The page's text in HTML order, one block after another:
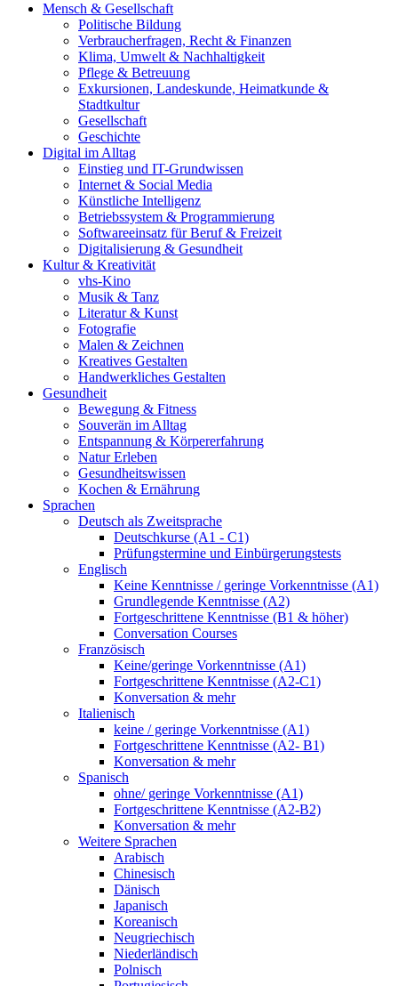
Mensch & Gesellschaft
Politische Bildung
Verbraucherfragen, Recht & Finanzen
Klima, Umwelt & Nachhaltigkeit
Pflege & Betreuung
Exkursionen, Landeskunde, Heimatkunde &
Stadtkultur
Gesellschaft
Geschichte
Digital im Alltag
Einstieg und IT-Grundwissen
Internet & Social Media
Künstliche Intelligenz
Betriebssystem & Programmierung
Softwareeinsatz für Beruf & Freizeit
Digitalisierung & Gesundheit
Kultur & Kreativität
vhs-Kino
Musik & Tanz
Literatur & Kunst
Fotografie
Malen & Zeichnen
Kreatives Gestalten
Handwerkliches Gestalten
Gesundheit
Bewegung & Fitness
Souverän im Alltag
Entspannung & Körpererfahrung
Natur Erleben
Gesundheitswissen
Kochen & Ernährung
Sprachen
Deutsch als Zweitsprache
Deutschkurse (A1 - C1)
Prüfungstermine und Einbürgerungstests
Englisch
Keine Kenntnisse / geringe Vorkenntnisse (A1)
Grundlegende Kenntnisse (A2)
Fortgeschrittene Kenntnisse (B1 & höher)
Conversation Courses
Französisch
Keine/geringe Vorkenntnisse (A1)
Fortgeschrittene Kenntnisse (A2-C1)
Konversation & mehr
Italienisch
keine / geringe Vorkenntnisse (A1)
Fortgeschrittene Kenntnisse (A2- B1)
Konversation & mehr
Spanisch
ohne/ geringe Vorkenntnisse (A1)
Fortgeschrittene Kenntnisse (A2-B2)
Konversation & mehr
Weitere Sprachen
Arabisch
Chinesisch
Dänisch
Japanisch
Koreanisch
Neugriechisch
Niederländisch
Polnisch